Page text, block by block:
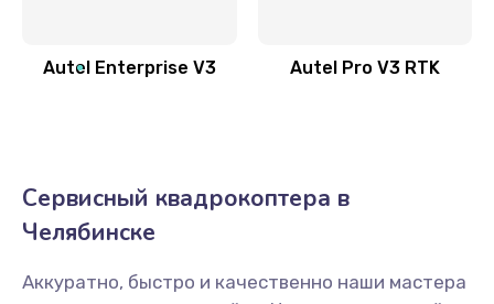
Autel Enterprise V3 Autel Pro V3 RTK
Сервисный квадрокоптера в
Челябинске
Аккуратно, быстро и качественно наши мастера